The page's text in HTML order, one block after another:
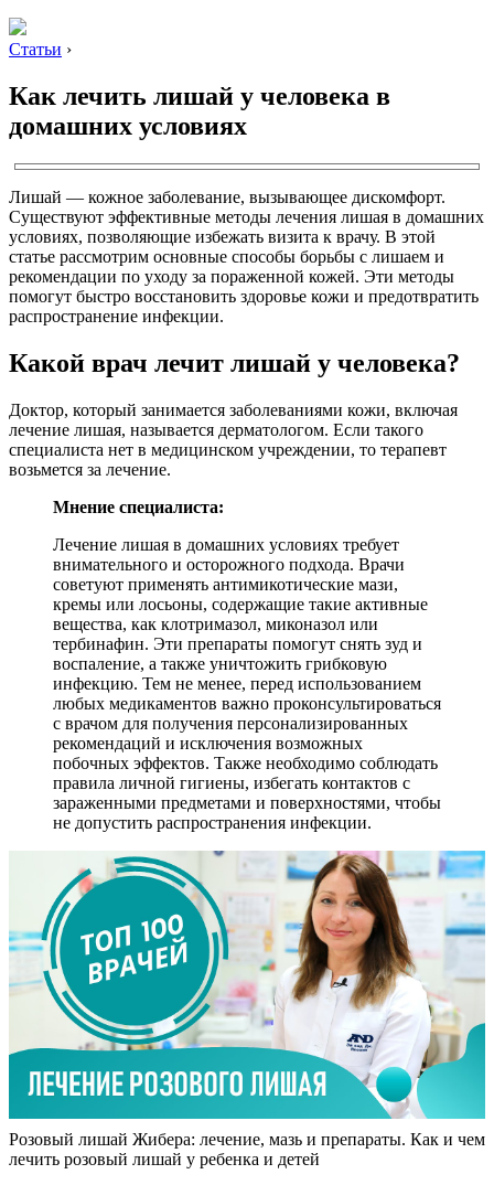
Статьи ›
Как лечить лишай у человека в
домашних условиях
Лишай — кожное заболевание, вызывающее дискомфорт.
Существуют эффективные методы лечения лишая в домашних
условиях, позволяющие избежать визита к врачу. В этой
статье рассмотрим основные способы борьбы с лишаем и
рекомендации по уходу за пораженной кожей. Эти методы
помогут быстро восстановить здоровье кожи и предотвратить
распространение инфекции.
Какой врач лечит лишай у человека?
Доктор, который занимается заболеваниями кожи, включая
лечение лишая, называется дерматологом. Если такого
специалиста нет в медицинском учреждении, то терапевт
возьмется за лечение.
Мнение специалиста:
Лечение лишая в домашних условиях требует
внимательного и осторожного подхода. Врачи
советуют применять антимикотические мази,
кремы или лосьоны, содержащие такие активные
вещества, как клотримазол, миконазол или
тербинафин. Эти препараты помогут снять зуд и
воспаление, а также уничтожить грибковую
инфекцию. Тем не менее, перед использованием
любых медикаментов важно проконсультироваться
с врачом для получения персонализированных
рекомендаций и исключения возможных
побочных эффектов. Также необходимо соблюдать
правила личной гигиены, избегать контактов с
зараженными предметами и поверхностями, чтобы
не допустить распространения инфекции.
Розовый лишай Жибера: лечение, мазь и препараты. Как и чем
лечить розовый лишай у ребенка и детей